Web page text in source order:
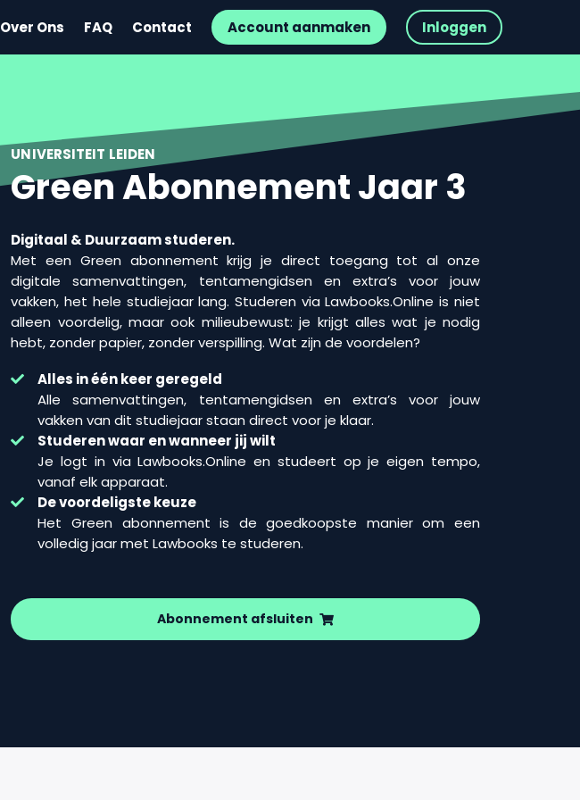
Over Ons FAQ Contact Account aanmaken Inloggen
UNIVERSITEIT LEIDEN
Green Abonnement Jaar 3
Digitaal & Duurzaam studeren.
Met een Green abonnement krijg je direct toegang tot al onze
digitale samenvattingen, tentamengidsen en extra’s voor jouw
vakken, het hele studiejaar lang. Studeren via Lawbooks.Online is niet
alleen voordelig, maar ook milieubewust: je krijgt alles wat je nodig
hebt, zonder papier, zonder verspilling. Wat zijn de voordelen?
Alles in één keer geregeld
Alle samenvattingen, tentamengidsen en extra’s voor jouw
vakken van dit studiejaar staan direct voor je klaar.
Studeren waar en wanneer jij wilt
Je logt in via Lawbooks.Online en studeert op je eigen tempo,
vanaf elk apparaat.
De voordeligste keuze
Het Green abonnement is de goedkoopste manier om een
volledig jaar met Lawbooks te studeren.
Abonnement afsluiten